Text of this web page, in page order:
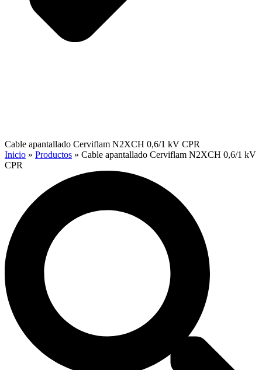
Cable apantallado Cerviflam N2XCH 0,6/1 kV CPR
Inicio » Productos » Cable apantallado Cerviflam N2XCH 0,6/1 kV
CPR